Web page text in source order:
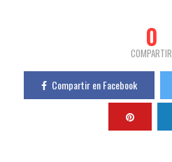
0
COMPARTIR
Compartir en Facebook